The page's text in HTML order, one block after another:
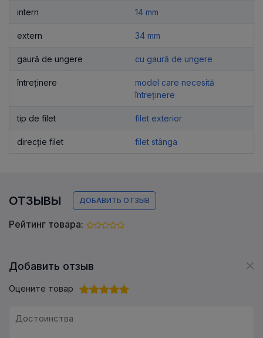
intern 14 mm
extern 34 mm
gaură de ungere cu gaură de ungere
întreținere
model care necesită
întreținere
tip de filet filet exterior
direcție filet filet stânga
ОТЗЫВЫ ДОБАВИТЬ ОТЗЫВ
Рейтинг товара:
Добавить отзыв
Оцените товар